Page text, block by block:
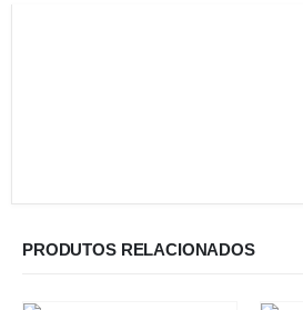
PRODUTOS RELACIONADOS